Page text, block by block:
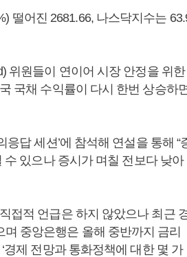
떨어진 2681.66, 나스닥지수는
위원들이 연이어 시장 안정을 위한
국채 수익률이 다시 한번 상승하
답 세션’에 참석해 연설을 통해 “
있으나 증시가 며칠 전보다 낮아
접적 언급은 하지 않았으나 최근
중앙은행은 올해 중반까지 금리
제 전망과 통화정책에 대한 몇 가